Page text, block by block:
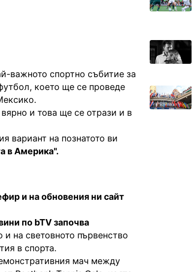
важното спортно събитие за
което ще се проведе
и това ще се отрази и в
вариант на познатото ви
в Америка".
и на обновения ни сайт
по bTV започва
и на световното първенство
в спорта.
мач между